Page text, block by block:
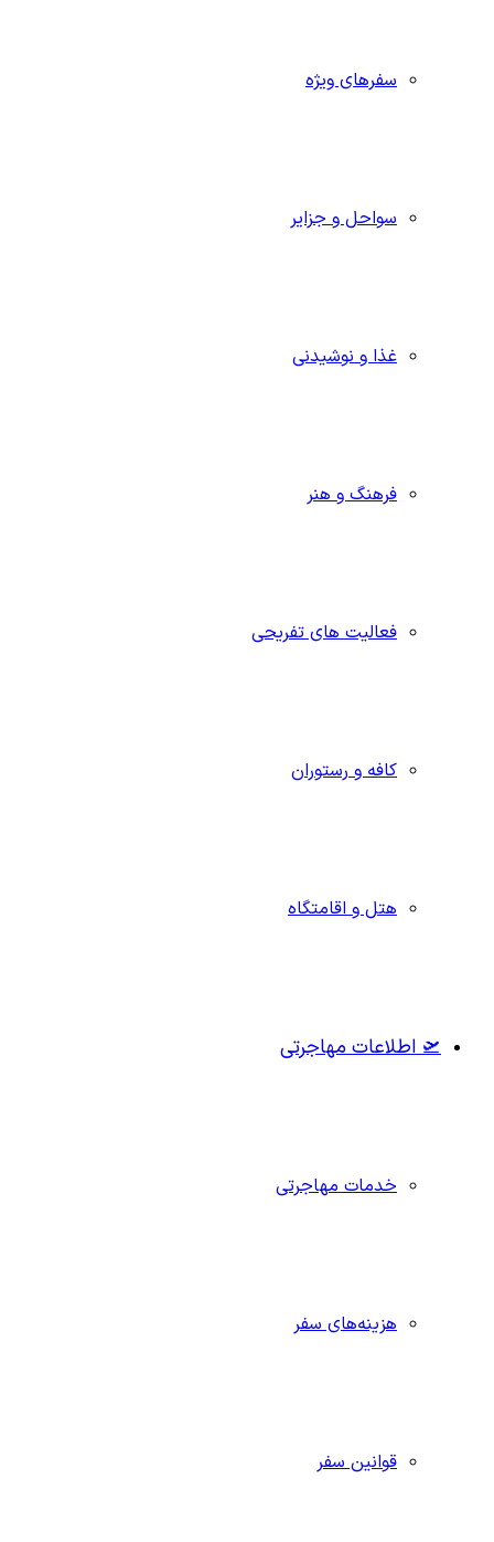
سفرهای ویژه
سواحل و جزایر
غذا و نوشیدنی
فرهنگ و هنر
فعالیت های تفریحی
کافه و رستوران
هتل و اقامتگاه
🛫 اطلاعات مهاجرتی
خدمات مهاجرتی
هزینه‌های سفر
قوانین سفر